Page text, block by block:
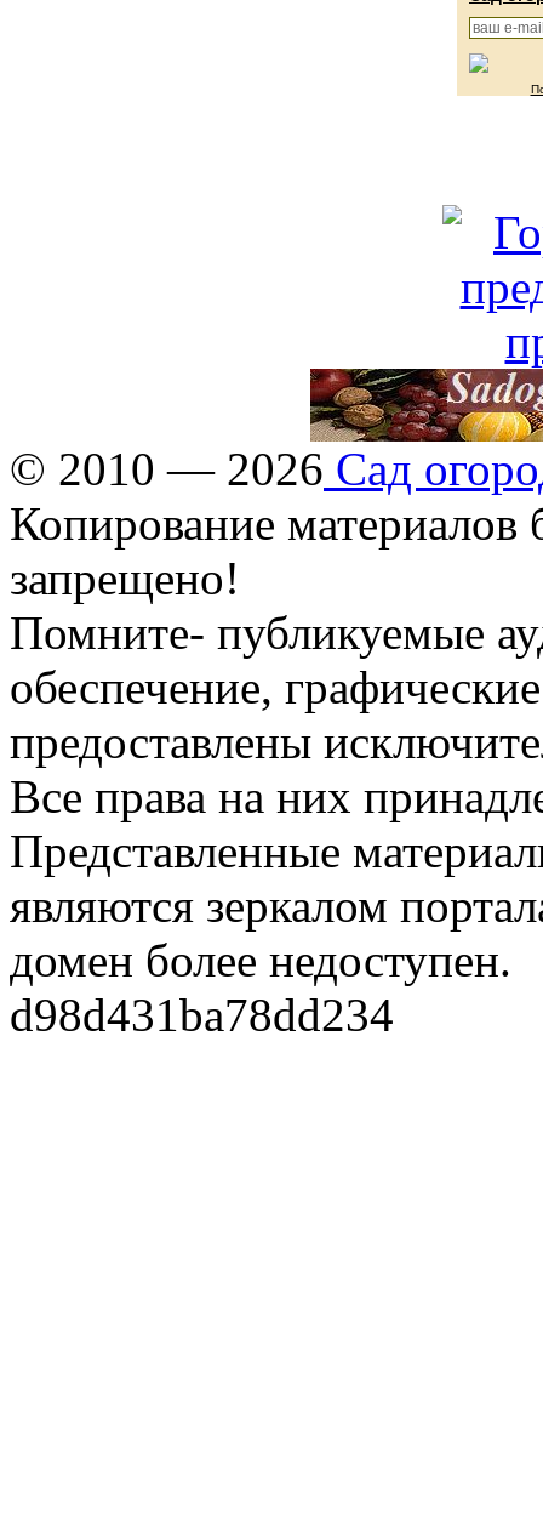
© 2010 — 2026 Сад
Копирование материалов
запрещено!
Помните- публикуемые
обеспечение,
предоставлены
Все права на них
Представленные
являются зеркалом
домен более недоступен.
d98d431ba78dd234